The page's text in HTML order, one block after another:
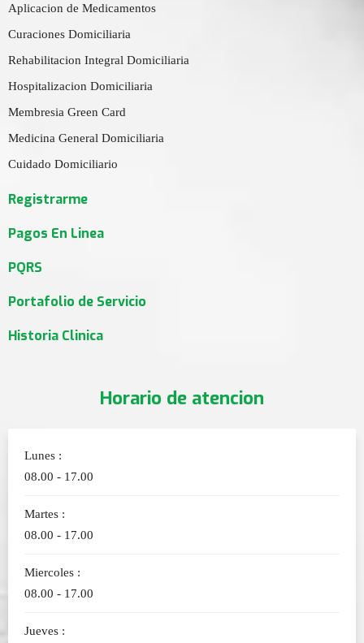
Aplicacion de Medicamentos
Curaciones Domiciliaria
Rehabilitacion Integral Domiciliaria
Hospitalizacion Domiciliaria
Membresia Green Card
Medicina General Domiciliaria
Cuidado Domiciliario
Registrarme
Pagos En Linea
PQRS
Portafolio de Servicio
Historia Clinica
Horario de atencion
Lunes :
08.00 - 17.00
Martes :
08.00 - 17.00
Miercoles :
08.00 - 17.00
Jueves :